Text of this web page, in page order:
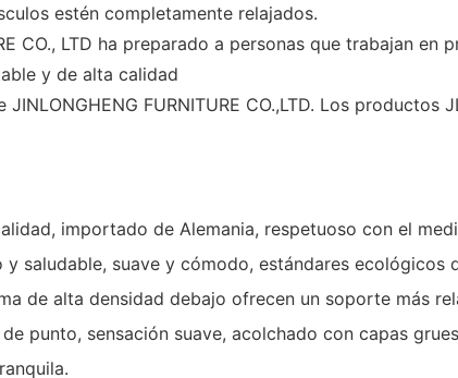
estén completamente relajados.
CO., LTD ha preparado a personas que trabajan
y de alta calidad
FURNITURE CO.,LTD. Los productos
importado de Alemania, respetuoso con el
saludable, suave y cómodo, estándares ecológicos
de alta densidad debajo ofrecen un soporte más
punto, sensación suave, acolchado con capas